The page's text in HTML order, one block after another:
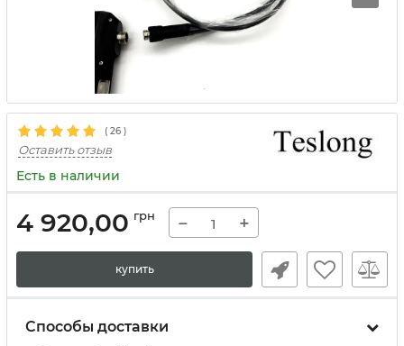
( 26 )
Оставить отзыв
Есть в наличии
4 920,00 грн − +
купить
Способы доставки